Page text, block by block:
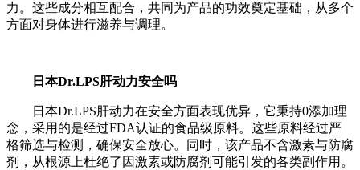
力。这些成分相互配合，共同为产品的功效奠定基础，从多个
方面对身体进行滋养与调理。
日本Dr.LPS肝动力安全吗
日本Dr.LPS肝动力在安全方面表现优异，它秉持0添加理
念，采用的是经过FDA认证的食品级原料。这些原料经过严
格筛选与检测，确保安全放心。同时，该产品不含激素与防腐
剂，从根源上杜绝了因激素或防腐剂可能引发的各类副作用。